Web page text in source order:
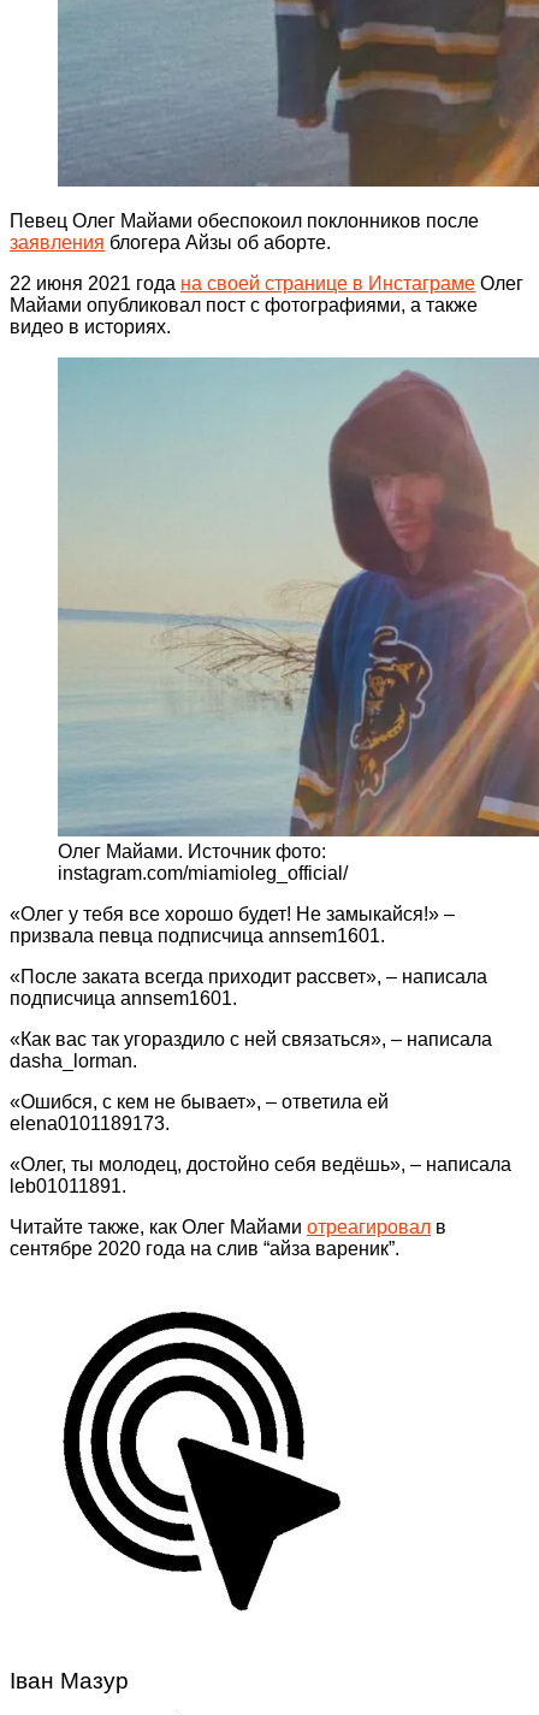
Певец Олег Майами обеспокоил поклонников после
заявления блогера Айзы об аборте.
22 июня 2021 года на своей странице в Инстаграме Олег
Майами опубликовал пост с фотографиями, а также
видео в историях.
Олег Майами. Источник фото:
instagram.com/miamioleg_official/
«Олег у тебя все хорошо будет! Не замыкайся!» –
призвала певца подписчица annsem1601.
«После заката всегда приходит рассвет», – написала
подписчица annsem1601.
«Как вас так угораздило с ней связаться», – написала
dasha_lorman.
«Ошибся, с кем не бывает», – ответила ей
elena0101189173.
«Олег, ты молодец, достойно себя ведёшь», – написала
leb01011891.
Читайте также, как Олег Майами отреагировал в
сентябре 2020 года на слив “айза вареник”.
Іван Мазур